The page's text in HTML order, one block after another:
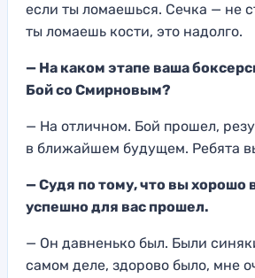
если ты ломаешься. Сечка — не
ты ломаешь кости, это надолго.
— На каком этапе ваша
Бой со Смирновым?
— На отличном. Бой прошел,
в ближайшем будущем. Ребята
— Судя по тому, что вы хорошо
успешно для вас прошел.
— Он давненько был. Были
самом деле, здорово было, мне